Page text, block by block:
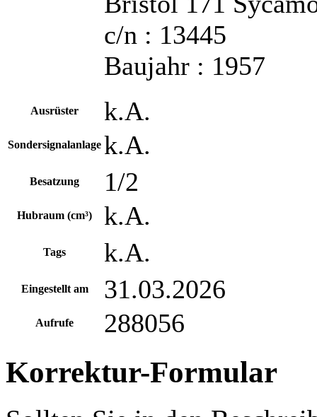
c/n : 13445
Baujahr : 1957
Ausrüster k.A.
Sondersignalanlage k.A.
Besatzung 1/2
Hubraum (cm³) k.A.
Tags k.A.
Eingestellt am 31.03.2026
Aufrufe 288056
Korrektur-Formular